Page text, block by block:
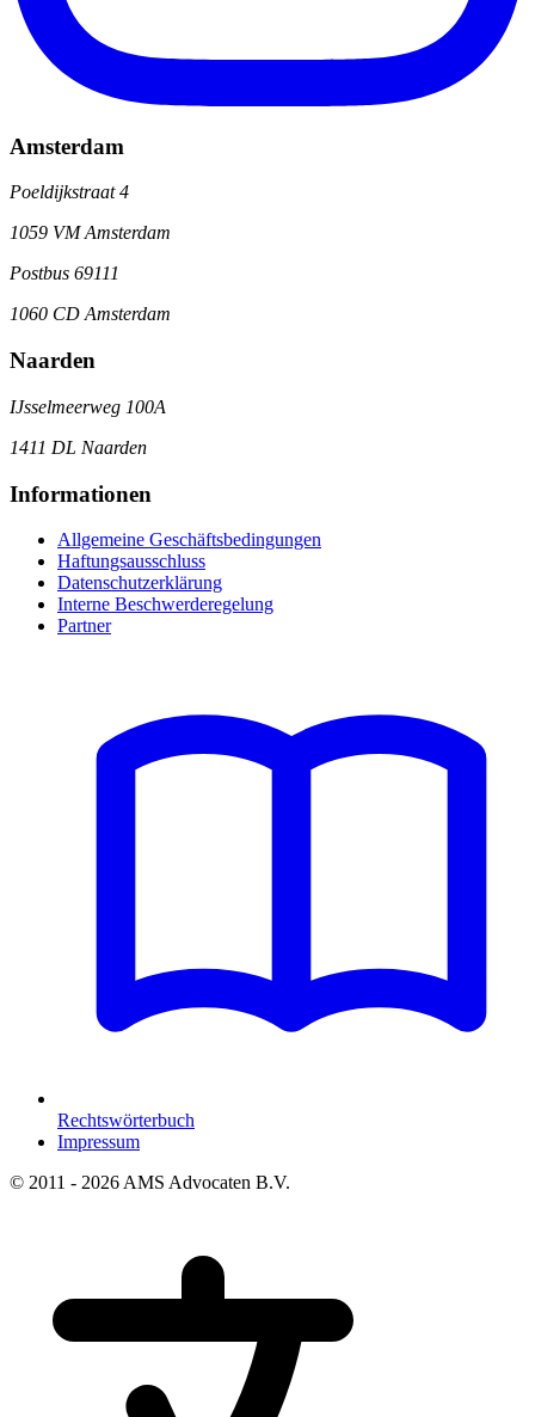
Amsterdam
Poeldijkstraat 4
1059 VM Amsterdam
Postbus 69111
1060 CD Amsterdam
Naarden
IJsselmeerweg 100A
1411 DL Naarden
Informationen
Allgemeine Geschäftsbedingungen
Haftungsausschluss
Datenschutzerklärung
Interne Beschwerderegelung
Partner
Rechtswörterbuch
Impressum
© 2011 - 2026 AMS Advocaten B.V.